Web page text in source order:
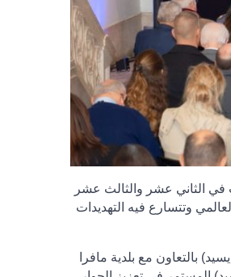
في الثاني عشر والثالث عشر
وتتسارع فيه التهديدات
بالتعاون مع بلدية مافرا